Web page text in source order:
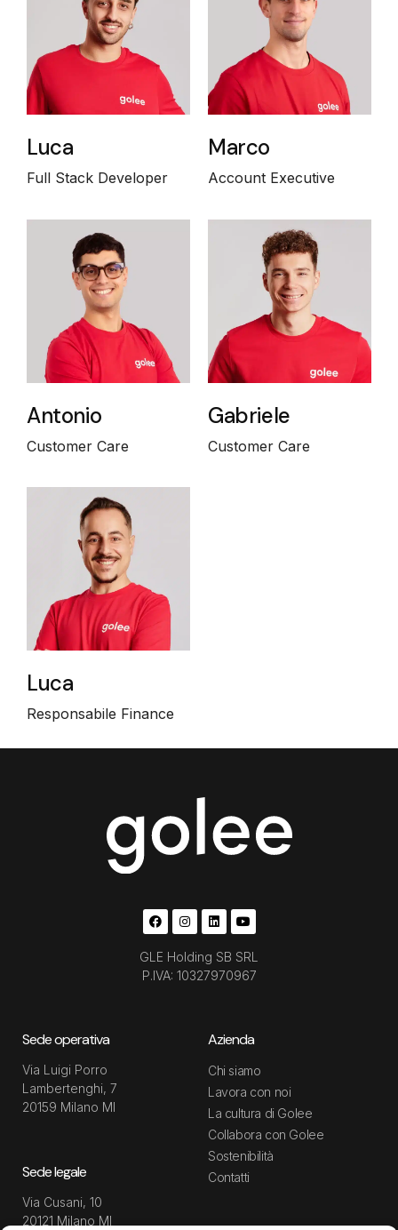
Luca
Full Stack Developer
Marco
Account Executive
Antonio
Customer Care
Gabriele
Customer Care
Luca
Responsabile Finance
GLE Holding SB SRL
P.IVA: 10327970967
Sede operativa
Via Luigi Porro
Lambertenghi, 7
20159 Milano MI
Sede legale
Via Cusani, 10
20121 Milano MI
Azienda
Chi siamo
Lavora con noi
La cultura di Golee
Collabora con Golee
Sostenibilità
Contatti